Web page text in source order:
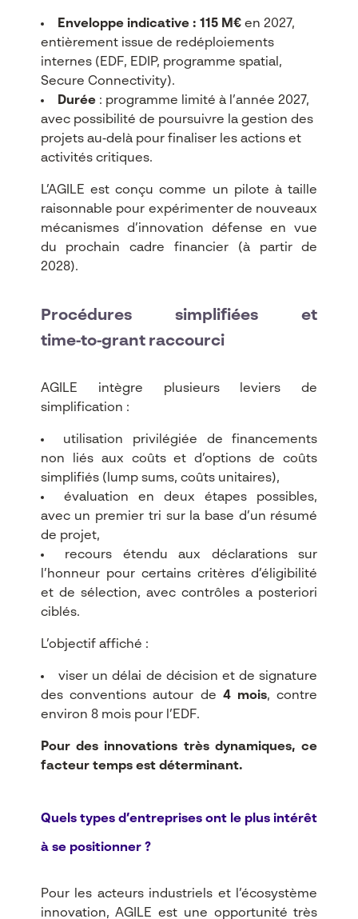
Enveloppe indicative : 115 M€en 2027,
entièrement issue de redéploiements
internes (EDF, EDIP, programme spatial,
Secure Connectivity).​
Durée: programme limité à l’année 2027,
avec possibilité de poursuivre la gestion des
projets au‑delà pour finaliser les actions et
activités critiques.​
L’AGILE est conçu comme un pilote à taille
raisonnable pour expérimenter de nouveaux
mécanismes d’innovation défense en vue
du prochain cadre financier (à partir de
2028).​
Procédures simplifiées et
time‑to‑grant raccourci
AGILE intègre plusieurs leviers de
simplification :​
utilisation privilégiée de financements
non liés aux coûts et d’options de coûts
simplifiés (lump sums, coûts unitaires),
évaluation en deux étapes possibles,
avec un premier tri sur la base d’un résumé
de projet,
recours étendu aux déclarations sur
l’honneur pour certains critères d’éligibilité
et de sélection, avec contrôles a posteriori
ciblés.​
L’objectif affiché :
viser un délai de décision et de signature
des conventions autour de 4 mois, contre
environ 8 mois pour l’EDF.​
Pour des innovations très dynamiques, ce
facteur temps est déterminant.
Quels types d’entreprises ont le plus intérêt
à se positionner ?
Pour les acteurs industriels et l’écosystème
innovation, AGILE est une opportunité très